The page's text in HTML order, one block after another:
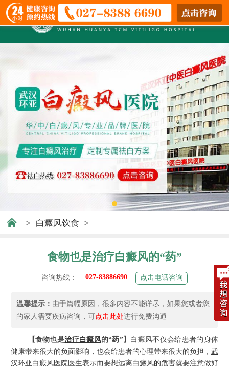
> 白癜风饮食 >
食物也是治疗白癜风的“药”
咨询热线： 027-83886690 点击电话咨询
温馨提示： 由于篇幅原因，很多内容不能详尽，如果您或者您
的家人需要疾病咨询，可点击此处进行免费沟通
【食物也是治疗白癜风的“药”】 白癜风不仅会给患者的身体
健康带来很大的负面影响，也会给患者的心理带来很大的负担， 武
汉环亚白癜风医院 医生表示而要想远离白癜风的危害就要注意做好